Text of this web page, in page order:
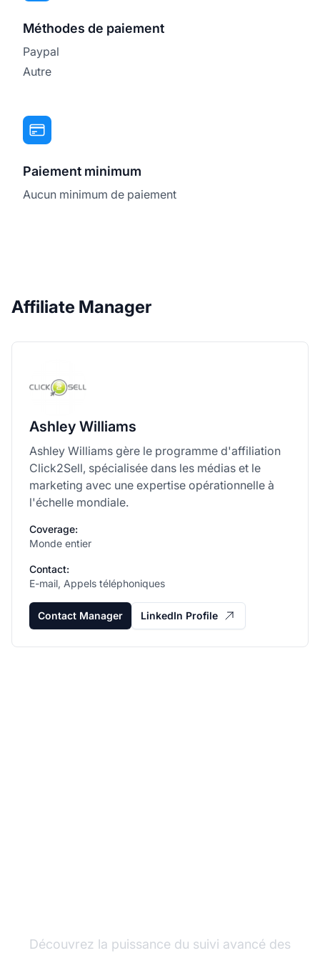
Méthodes de paiement
Paypal
Autre
Paiement minimum
Aucun minimum de paiement
Affiliate Manager
Ashley Williams
Ashley Williams gère le programme d'affiliation
Click2Sell, spécialisée dans les médias et le
marketing avec une expertise opérationnelle à
l'échelle mondiale.
Coverage:
Monde entier
Contact:
E-mail, Appels téléphoniques
Contact Manager LinkedIn Profile
Découvrez la puissance du suivi avancé des